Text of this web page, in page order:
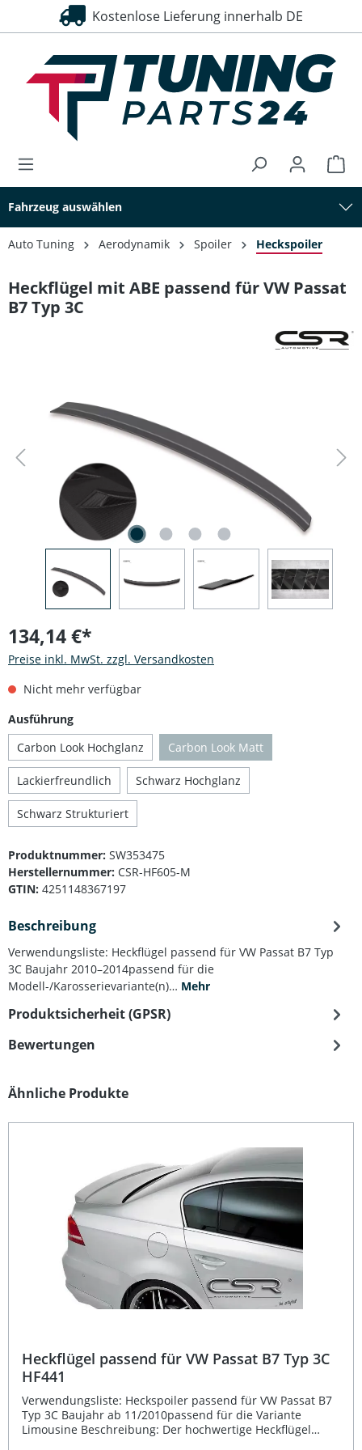
springen Kostenlose Lieferung innerhalb DE
Fahrzeug auswählen
Auto Tuning Aerodynamik Spoiler Heckspoiler
Heckflügel mit ABE passend für VW Passat
B7 Typ 3C
134,14 €*
Preise inkl. MwSt. zzgl. Versandkosten
Nicht mehr verfügbar
Ausführungauswählen
Carbon Look Hochglanz
Carbon Look Matt(Diese Option ist zurzeit nicht
Lackierfreundlich Schwarz Hochglanz
Schwarz Strukturiert
Produktnummer: SW353475
Herstellernummer: CSR-HF605-M
GTIN: 4251148367197
Beschreibung
Verwendungsliste: Heckflügel passend für VW Passat B7 Typ
3C Baujahr 2010–2014passend für die
Modell-/Karosserievariante(n)… Mehr
Produktsicherheit (GPSR)
Bewertungen
Produktgalerie überspringen
Ähnliche Produkte
Heckflügel passend für VW Passat B7 Typ 3C
HF441
Verwendungsliste: Heckspoiler passend für VW Passat B7
Typ 3C Baujahr ab 11/2010passend für die Variante
Limousine Beschreibung: Der hochwertige Heckflügel